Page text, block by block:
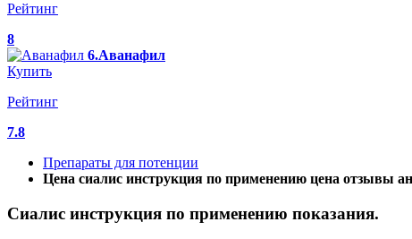
Рейтинг
8
6.Аванафил
Купить
Рейтинг
7.8
Препараты для потенции
Цена сиалис инструкция по применению цена отзывы
Сиалис инструкция по применению показания.